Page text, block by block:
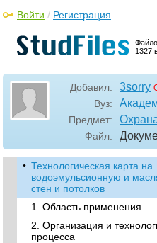
1327
Войти / Регистрация
Добавил: 3sorry
Вуз:
Предмет:
Файл:
• Технологическая карта на
водоэмульсионную и
стен и потолков
1. Область применения
2. Организация и
процесса